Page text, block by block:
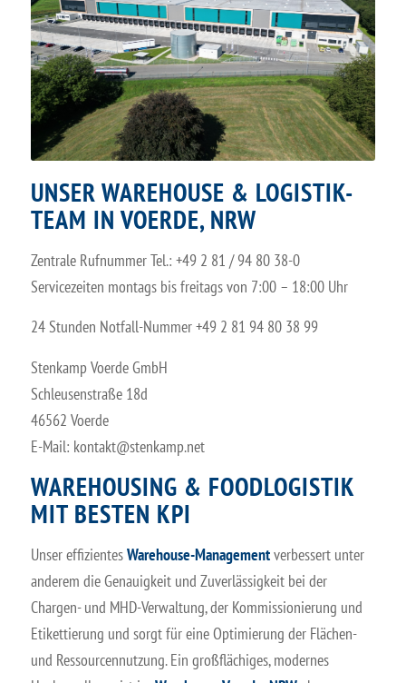
UNSER WAREHOUSE & LOGISTIK-
TEAM IN VOERDE, NRW
Zentrale Rufnummer Tel.: +49 2 81 / 94 80 38-0
Servicezeiten montags bis freitags von 7:00 – 18:00 Uhr
24 Stunden Notfall-Nummer +49 2 81 94 80 38 99
Stenkamp Voerde GmbH
Schleusenstraße 18d
46562 Voerde
E-Mail: ​kontakt@stenkamp.net ​
WAREHOUSING & FOODLOGISTIK
MIT BESTEN KPI
Unser effizientesWarehouse-Managementverbessert unter
anderem die Genauigkeit und Zuverlässigkeit bei der
Chargen- und MHD-Verwaltung, der Kommissionierung und
Etikettierung und sorgt für eine Optimierung der Flächen-
und Ressourcennutzung. Ein großflächiges, modernes